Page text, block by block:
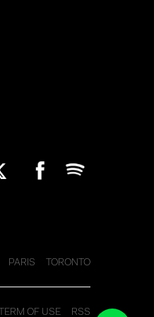
PARIS TORONTO
RSS
TERM OF USE